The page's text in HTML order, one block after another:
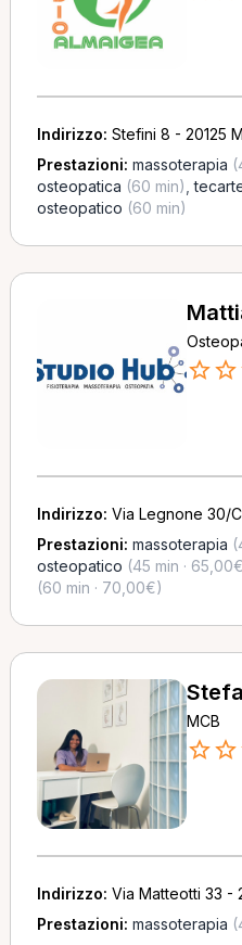
Indirizzo: Stefini 8 - 20125
Prestazioni: massoterapia
osteopatica (60 min) ,
osteopatico (60 min)
Indirizzo: Via Legnone 30/
Prestazioni: massoterapia
osteopatico (45 min ·
(60 min · 70,00€)
MCB
Indirizzo: Via Matteotti 33 -
Prestazioni: massoterapia